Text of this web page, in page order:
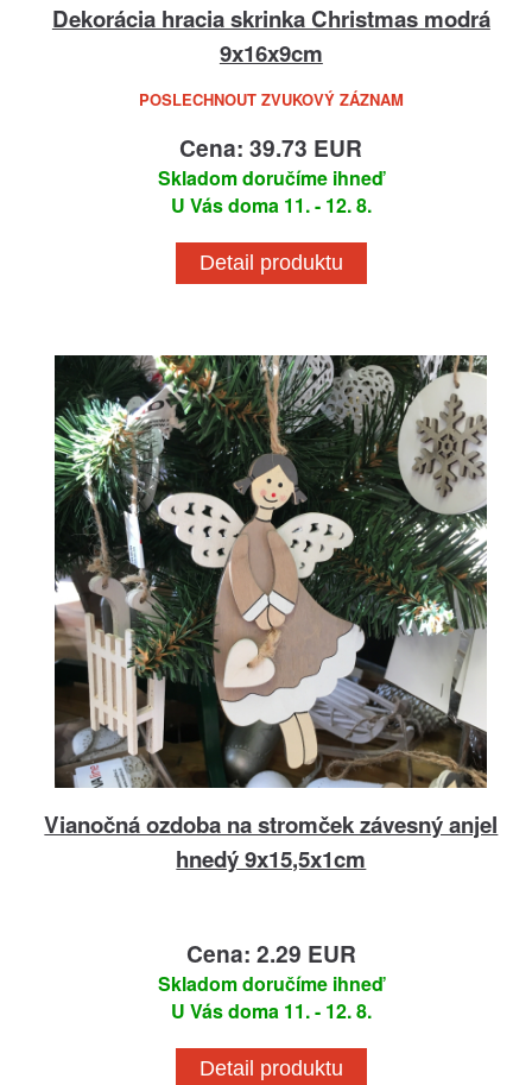
Dekorácia hracia skrinka Christmas modrá
9x16x9cm
POSLECHNOUT ZVUKOVÝ ZÁZNAM
Cena: 39.73 EUR
Skladom doručíme ihneď
U Vás doma 11. - 12. 8.
Detail produktu
Vianočná ozdoba na stromček závesný anjel
hnedý 9x15,5x1cm
Cena: 2.29 EUR
Skladom doručíme ihneď
U Vás doma 11. - 12. 8.
Detail produktu